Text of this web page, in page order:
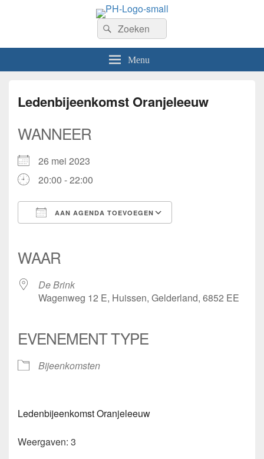
Welkom op de website van Postzegelvereniging PhilaHanze.
Zoeken
naar:
Zoeken
Menu
Ledenbijeenkomst Oranjeleeuw
WANNEER
26 mei 2023
20:00 - 22:00
AAN AGENDA TOEVOEGEN
WAAR
De Brink
Wagenweg 12 E, Huissen, Gelderland, 6852 EE
EVENEMENT TYPE
Bijeenkomsten
Ledenbijeenkomst Oranjeleeuw
Weergaven: 3